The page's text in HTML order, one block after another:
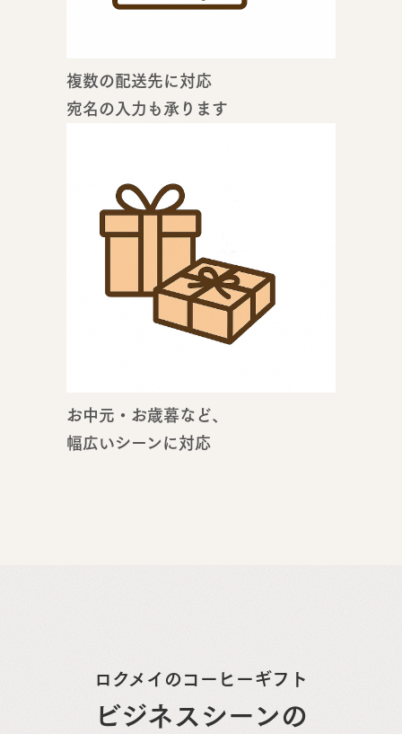
複数の配送先に対応
宛名の入力も承ります
お中元・お歳暮など、
幅広いシーンに対応
ロクメイのコーヒーギフト
ビジネスシーンの